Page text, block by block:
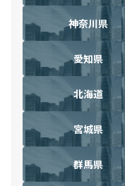
神奈川県
愛知県
北海道
宮城県
群馬県